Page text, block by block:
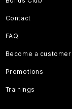
Contact
FAQ
Become a customer
Promotions
Trainings